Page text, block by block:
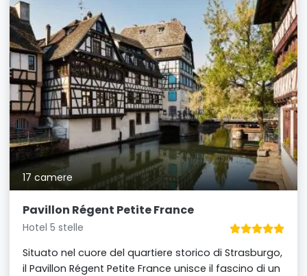
17 camere
Pavillon Régent Petite France
Hotel 5 stelle
Situato nel cuore del quartiere storico di Strasburgo,
il Pavillon Régent Petite France unisce il fascino di un